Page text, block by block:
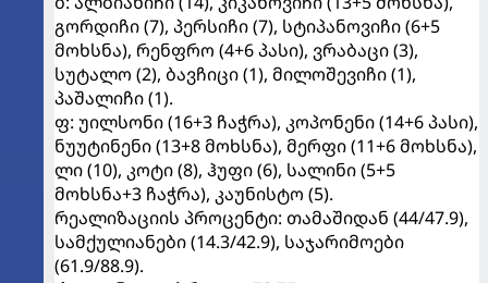
გორდიჩი (7), პერსიჩი (7), სტიპანოვიჩი (6+5
მოხსნა), რენფრო (4+6 პასი), ვრაბაცი (3),
სუტალო (2), ბავჩიცი (1), მილოშევიჩი (1),
პაშალიჩი (1).
ფ: უილსონი (16+3 ჩაჭრა), კოპონენი (14+6 პასი),
ნუუტინენი (13+8 მოხსნა), მერფი (11+6 მოხსნა),
ლი (10), კოტი (8), ჰუფი (6), სალინი (5+5
მოხსნა+3 ჩაჭრა), კაუნისტო (5).
რეალიზაციის პროცენტი: თამაშიდან (44/47.9),
სამქულიანები (14.3/42.9), საჯარიმოები
(61.9/88.9).